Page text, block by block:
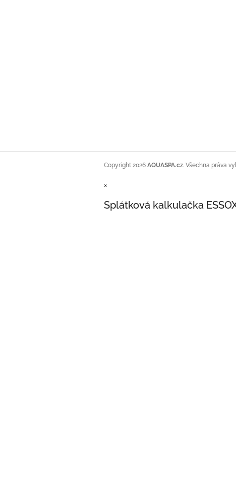
Copyright 2026 AQUASPA.cz. Všechna práva
×
Splátková kalkulačka